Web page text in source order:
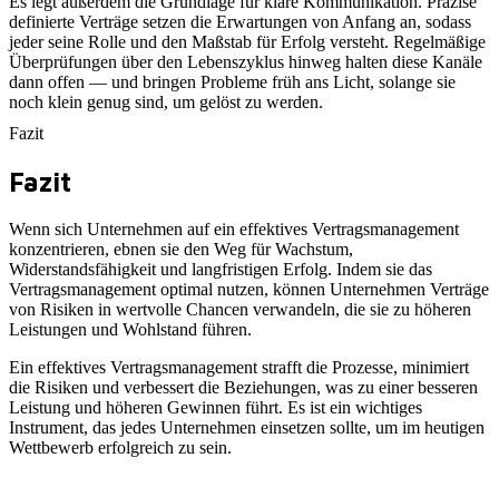
definierte Verträge setzen die Erwartungen von Anfang an, sodass
jeder seine Rolle und den Maßstab für Erfolg versteht. Regelmäßige
Überprüfungen über den Lebenszyklus hinweg halten diese Kanäle
dann offen — und bringen Probleme früh ans Licht, solange sie
noch klein genug sind, um gelöst zu werden.
Fazit
Fazit
Wenn sich Unternehmen auf ein effektives Vertragsmanagement
konzentrieren, ebnen sie den Weg für Wachstum,
Widerstandsfähigkeit und langfristigen Erfolg. Indem sie das
Vertragsmanagement optimal nutzen, können Unternehmen Verträge
von Risiken in wertvolle Chancen verwandeln, die sie zu höheren
Leistungen und Wohlstand führen.
Ein effektives Vertragsmanagement strafft die Prozesse, minimiert
die Risiken und verbessert die Beziehungen, was zu einer besseren
Leistung und höheren Gewinnen führt. Es ist ein wichtiges
Instrument, das jedes Unternehmen einsetzen sollte, um im heutigen
Wettbewerb erfolgreich zu sein.